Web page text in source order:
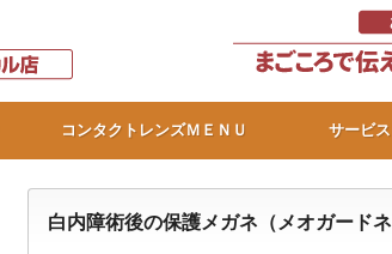
コンタクトレンズＭＥＮＵ サービス
白内障術後の保護メガネ（メオガードネ